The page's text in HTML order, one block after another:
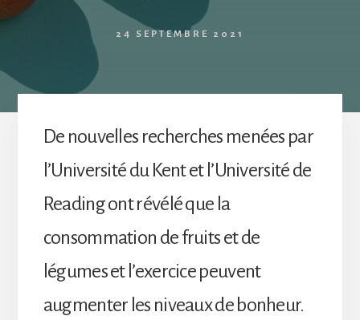
24 SEPTEMBRE 2021
De nouvelles recherches menées par
l’Université du Kent et l’Université de
Reading ont révélé que la
consommation de fruits et de
légumes et l’exercice peuvent
augmenter les niveaux de bonheur.